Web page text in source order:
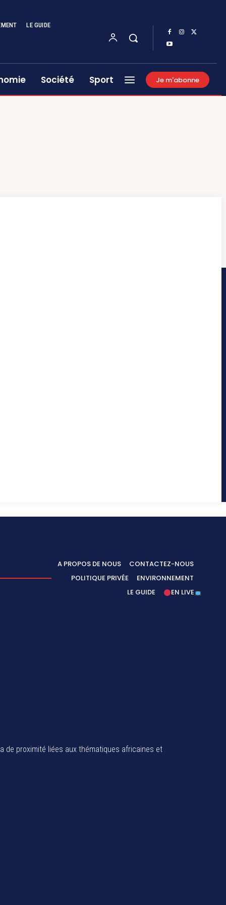
LE GUIDE
Société Sport Je m'abonne
A PROPOS DE NOUS
CONTACTEZ-NOUS
POLITIQUE PRIVÉE
ENVIRONNEMENT
LE GUIDE
EN LIVE
de proximité liées aux thématiques africaines et